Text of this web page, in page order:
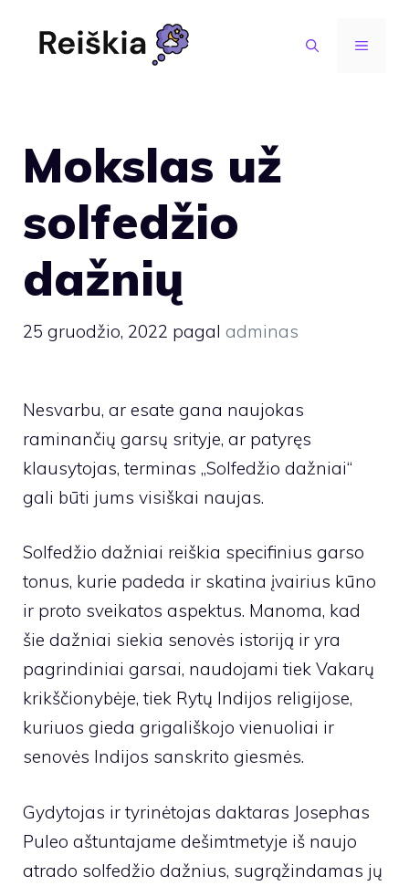
MENIU
Mokslas už
solfedžio
dažnių
25 gruodžio, 2022 pagal adminas
Nesvarbu, ar esate gana naujokas
raminančių garsų srityje, ar patyręs
klausytojas, terminas „Solfedžio dažniai“
gali būti jums visiškai naujas.
Solfedžio dažniai reiškia specifinius garso
tonus, kurie padeda ir skatina įvairius kūno
ir proto sveikatos aspektus. Manoma, kad
šie dažniai siekia senovės istoriją ir yra
pagrindiniai garsai, naudojami tiek Vakarų
krikščionybėje, tiek Rytų Indijos religijose,
kuriuos gieda grigališkojo vienuoliai ir
senovės Indijos sanskrito giesmės.
Gydytojas ir tyrinėtojas daktaras Josephas
Puleo aštuntajame dešimtmetyje iš naujo
atrado solfedžio dažnius, sugrąžindamas jų